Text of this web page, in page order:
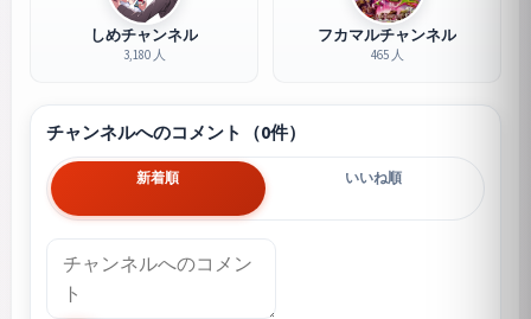
しめチャンネル
3,180 人
フカマルチャンネル
465 人
チャンネルへのコメント（0件）
新着順 いいね順